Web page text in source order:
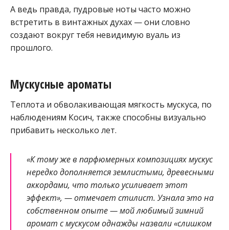
А ведь правда, пудровые ноты часто можно
встретить в винтажных духах — они словно
создают вокруг тебя невидимую вуаль из
прошлого.
Мускусные ароматы
Теплота и обволакивающая мягкость мускуса, по
наблюдениям Косич, также способны визуально
прибавить несколько лет.
«К тому же в парфюмерных композициях мускус
нередко дополняется землистыми, древесными
аккордами, что только усиливает этот
эффект», — отмечает стилист. Узнала это на
собственном опыте — мой любимый зимний
аромат с мускусом однажды назвали «слишком